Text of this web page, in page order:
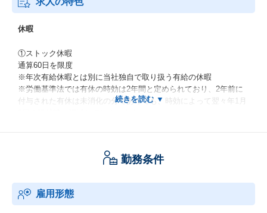
休暇
①ストック休暇
通算60日を限度
※年次有給休暇とは別に当社独自で取り扱う有給の休暇
※労働基準法では有休の時効は2年間と定められており、2年前に
付与された有休は未消化の分であっても、時効によって翌々年1月
子ども看護・育児・傷病および災害・介護』の5種類で使用するこ
②特別休暇
結婚休暇
弔事休暇
勤務条件
雇用形態